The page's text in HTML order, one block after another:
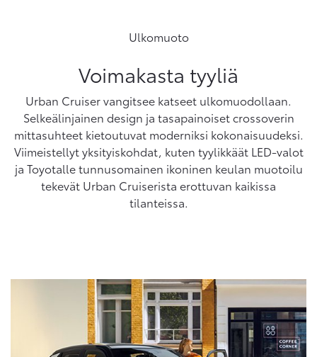
Ulkomuoto
Voimakasta tyyliä
Urban Cruiser vangitsee katseet ulkomuodollaan.
Selkeälinjainen design ja tasapainoiset crossoverin
mittasuhteet kietoutuvat moderniksi kokonaisuudeksi.
Viimeistellyt yksityiskohdat, kuten tyylikkäät LED-valot
ja Toyotalle tunnusomainen ikoninen keulan muotoilu
tekevät Urban Cruiserista erottuvan kaikissa
tilanteissa.